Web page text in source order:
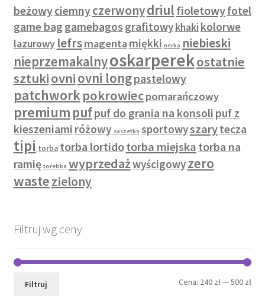
beżowyciemnyczerwonydriulfioletowyfotel
game bag gamebagos grafitowykhaki kolorwe
lazurowy lefrsmagentamiękki nerka niebieski
nieprzemakalnyoskarperekostatnie
sztukiovniovni longpastelowy
patchworkpokrowiecpomarańczowy
premium pufpuf do grania na konsoli puf z
kieszeniami różowy saszetka sportowyszarytecza
tipi torba torba lortidotorba miejska torba na
ramię torebka wyprzedażwyścigowyzero
wastezielony
Filtruj wg ceny
Filtruj Cena: 240 zł—500 zł